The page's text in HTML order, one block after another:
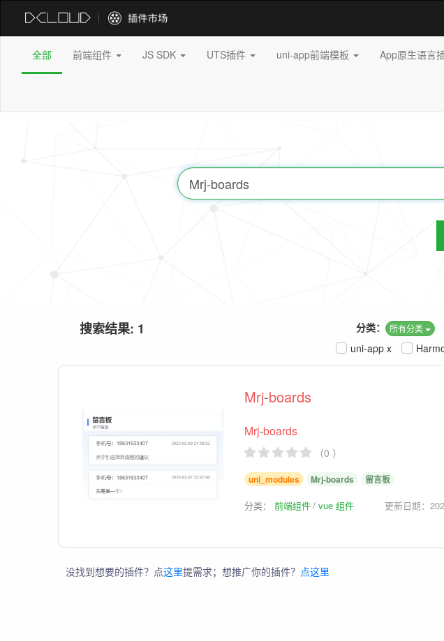
全部 前端组件 JS SDK UTS插件 uni-app前端模板 App原生语言
搜索结果: 1 分类： 所有分类
uni-app x
Mrj-boards
Mrj-boards
（0 ）
uni_modules Mrj-boards 留言板
分类： 前端组件 vue 组件 更新日期：
没找到想要的插件？点这里提需求；想推广你的插件？ 点这里